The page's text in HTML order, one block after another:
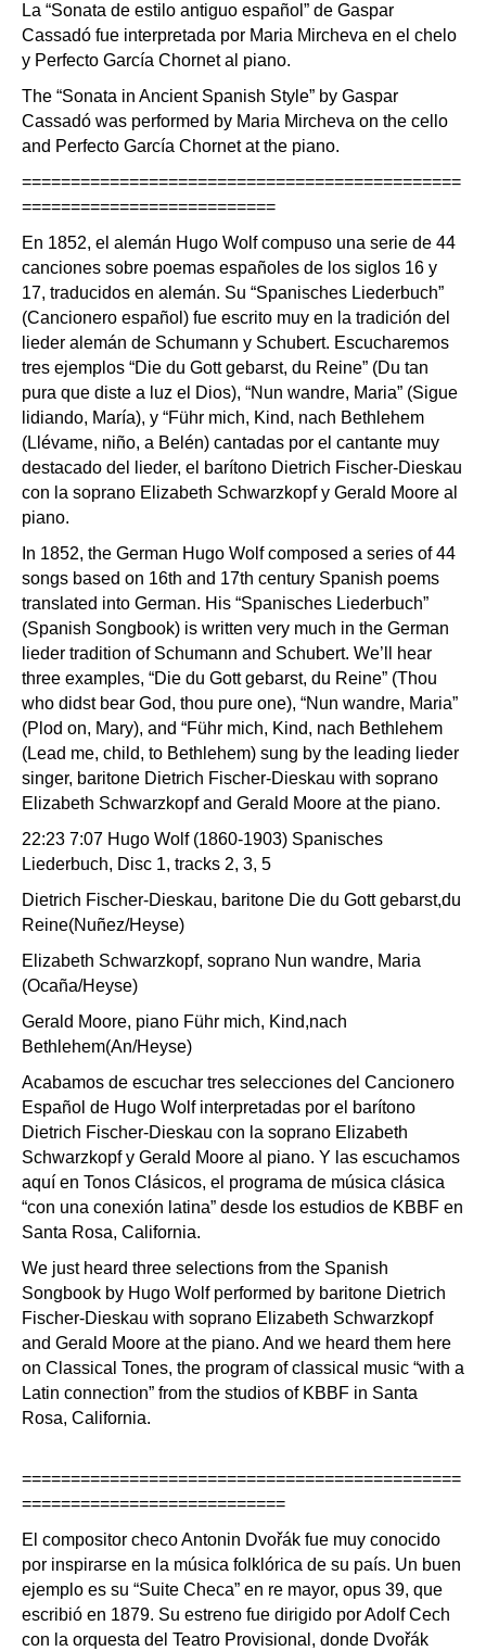
La “Sonata de estilo antiguo español” de Gaspar
Cassadó fue interpretada por Maria Mircheva en el chelo
y Perfecto García Chornet al piano.
The “Sonata in Ancient Spanish Style” by Gaspar
Cassadó was performed by Maria Mircheva on the cello
and Perfecto García Chornet at the piano.
=============================================
==========================
En 1852, el alemán Hugo Wolf compuso una serie de 44
canciones sobre poemas españoles de los siglos 16 y
17, traducidos en alemán. Su “Spanisches Liederbuch”
(Cancionero español) fue escrito muy en la tradición del
lieder alemán de Schumann y Schubert. Escucharemos
tres ejemplos “Die du Gott gebarst, du Reine” (Du tan
pura que diste a luz el Dios), “Nun wandre, Maria” (Sigue
lidiando, María), y “Führ mich, Kind, nach Bethlehem
(Llévame, niño, a Belén) cantadas por el cantante muy
destacado del lieder, el barítono Dietrich Fischer-Dieskau
con la soprano Elizabeth Schwarzkopf y Gerald Moore al
piano.
In 1852, the German Hugo Wolf composed a series of 44
songs based on 16th and 17th century Spanish poems
translated into German. His “Spanisches Liederbuch”
(Spanish Songbook) is written very much in the German
lieder tradition of Schumann and Schubert. We’ll hear
three examples, “Die du Gott gebarst, du Reine” (Thou
who didst bear God, thou pure one), “Nun wandre, Maria”
(Plod on, Mary), and “Führ mich, Kind, nach Bethlehem
(Lead me, child, to Bethlehem) sung by the leading lieder
singer, baritone Dietrich Fischer-Dieskau with soprano
Elizabeth Schwarzkopf and Gerald Moore at the piano.
22:23 7:07 Hugo Wolf (1860-1903) Spanisches
Liederbuch, Disc 1, tracks 2, 3, 5
Dietrich Fischer-Dieskau, baritone Die du Gott gebarst,du
Reine(Nuñez/Heyse)
Elizabeth Schwarzkopf, soprano Nun wandre, Maria
(Ocaña/Heyse)
Gerald Moore, piano Führ mich, Kind,nach
Bethlehem(An/Heyse)
Acabamos de escuchar tres selecciones del Cancionero
Español de Hugo Wolf interpretadas por el barítono
Dietrich Fischer-Dieskau con la soprano Elizabeth
Schwarzkopf y Gerald Moore al piano. Y las escuchamos
aquí en Tonos Clásicos, el programa de música clásica
“con una conexión latina” desde los estudios de KBBF en
Santa Rosa, California.
We just heard three selections from the Spanish
Songbook by Hugo Wolf performed by baritone Dietrich
Fischer-Dieskau with soprano Elizabeth Schwarzkopf
and Gerald Moore at the piano. And we heard them here
on Classical Tones, the program of classical music “with a
Latin connection” from the studios of KBBF in Santa
Rosa, California.
=============================================
===========================
El compositor checo Antonin Dvořák fue muy conocido
por inspirarse en la música folklórica de su país. Un buen
ejemplo es su “Suite Checa” en re mayor, opus 39, que
escribió en 1879. Su estreno fue dirigido por Adolf Cech
con la orquesta del Teatro Provisional, donde Dvořák